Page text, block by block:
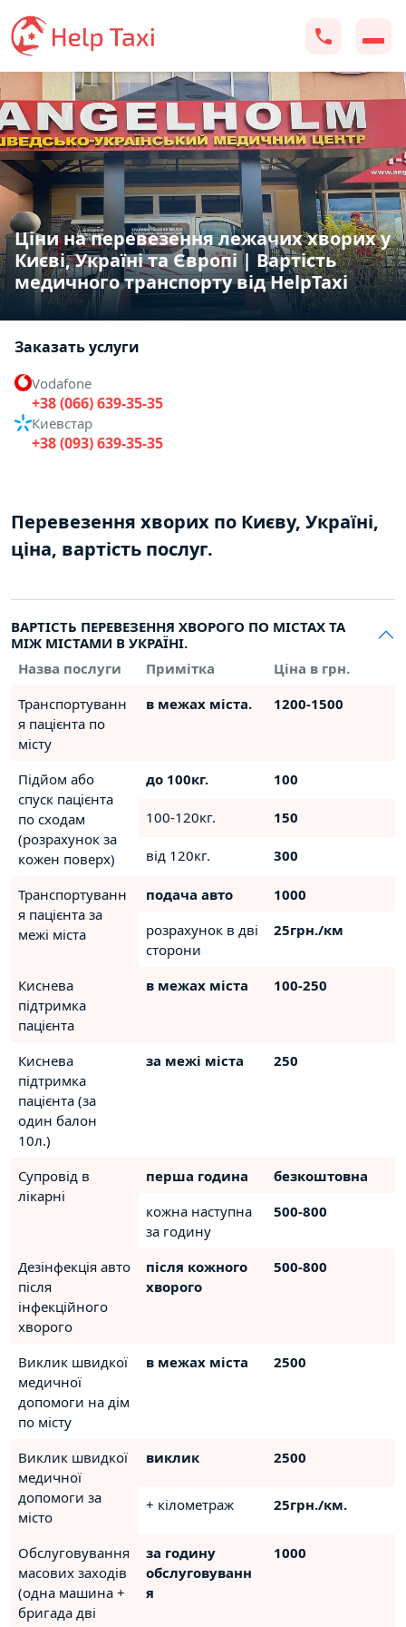
Ціни на перевезення лежачих хворих у
Києві, Україні та Європі | Вартість
медичного транспорту від HelpTaxi
Заказать услуги
Vodafone
+38 (066) 639-35-35
Киевстар
+38 (093) 639-35-35
Перевезення хворих по Києву, Україні,
ціна, вартість послуг.
ВАРТІСТЬ ПЕРЕВЕЗЕННЯ ХВОРОГО ПО МІСТАХ ТА
МІЖ МІСТАМИ В УКРАЇНІ.
Назва послуги
Примітка
Ціна в грн.
Транспортуванн
я пацієнта по
місту
в межах міста. 1200-1500
Підйом або
спуск пацієнта
по сходам
(розрахунок за
кожен поверх)
до 100кг. 100
100-120кг. 150
від 120кг. 300
Транспортуванн
я пацієнта за
межі міста
подача авто
1000
розрахунок в дві
сторони
25грн./км
Киснева
підтримка
пацієнта
в межах міста 100-250
Киснева
підтримка
пацієнта (за
один балон
10л.)
за межі міста 250
Супровід в
лікарні
перша година
безкоштовна
кожна наступна
за годину
500-800
Дезінфекція авто
після
інфекційного
хворого
після кожного
хворого
500-800
Виклик швидкої
медичної
допомоги на дім
по місту
в межах міста 2500
Виклик швидкої
медичної
допомоги за
місто
виклик 2500
+ кілометраж 25грн./км.
Обслуговування
масових заходів
(одна машина +
бригада дві
за годину
обслуговуванн
я
1000